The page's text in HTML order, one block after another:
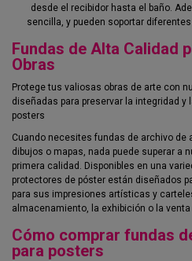
desde el recibidor hasta el baño.
sencilla, y pueden soportar
Fundas de Alta Calidad
Obras
Protege tus valiosas obras de arte con
diseñadas para preservar la integridad
posters
Cuando necesites fundas de archivo de
dibujos o mapas, nada puede superar a
primera calidad. Disponibles en una
protectores de póster están diseñados
para sus impresiones artísticas y
almacenamiento, la exhibición o la
Cómo comprar fundas
para posters